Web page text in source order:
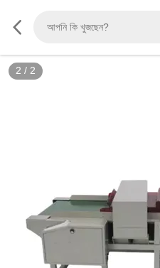
2 / 2